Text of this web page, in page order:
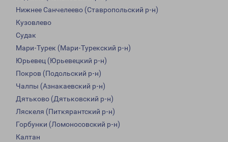
Нижнее Санчелеево (Ставропольский р-н)
Кузовлево
Судак
Мари-Турек (Мари-Турекский р-н)
Юрьевец (Юрьевецкий р-н)
Покров (Подольский р-н)
Чалпы (Азнакаевский р-н)
Дятьково (Дятьковский р-н)
Ляскеля (Питкярантский р-н)
Горбунки (Ломоносовский р-н)
Калтан